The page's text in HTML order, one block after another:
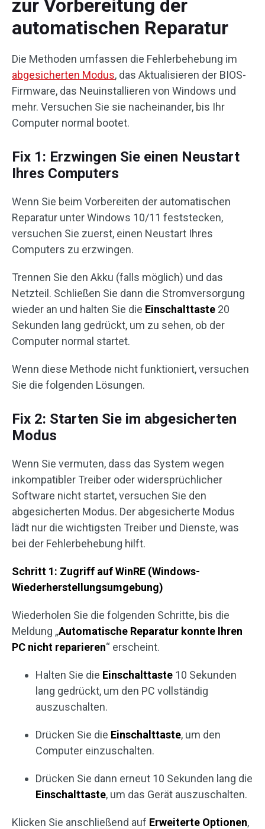
zur Vorbereitung der
automatischen Reparatur
Die Methoden umfassen die Fehlerbehebung im
abgesicherten Modus, das Aktualisieren der BIOS-
Firmware, das Neuinstallieren von Windows und
mehr. Versuchen Sie sie nacheinander, bis Ihr
Computer normal bootet.
Fix 1: Erzwingen Sie einen Neustart
Ihres Computers
Wenn Sie beim Vorbereiten der automatischen
Reparatur unter Windows 10/11 feststecken,
versuchen Sie zuerst, einen Neustart Ihres
Computers zu erzwingen.
Trennen Sie den Akku (falls möglich) und das
Netzteil. Schließen Sie dann die Stromversorgung
wieder an und halten Sie die Einschalttaste 20
Sekunden lang gedrückt, um zu sehen, ob der
Computer normal startet.
Wenn diese Methode nicht funktioniert, versuchen
Sie die folgenden Lösungen.
Fix 2: Starten Sie im abgesicherten
Modus
Wenn Sie vermuten, dass das System wegen
inkompatibler Treiber oder widersprüchlicher
Software nicht startet, versuchen Sie den
abgesicherten Modus. Der abgesicherte Modus
lädt nur die wichtigsten Treiber und Dienste, was
bei der Fehlerbehebung hilft.
Schritt 1: Zugriff auf WinRE (Windows-
Wiederherstellungsumgebung)
Wiederholen Sie die folgenden Schritte, bis die
Meldung „Automatische Reparatur konnte Ihren
PC nicht reparieren“ erscheint.
Halten Sie die Einschalttaste 10 Sekunden
lang gedrückt, um den PC vollständig
auszuschalten.
Drücken Sie die Einschalttaste, um den
Computer einzuschalten.
Drücken Sie dann erneut 10 Sekunden lang die
Einschalttaste, um das Gerät auszuschalten.
Klicken Sie anschließend auf Erweiterte Optionen,